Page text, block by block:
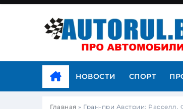
НОВОСТИ СПОРТ
Главная » Гран-при Австрии: